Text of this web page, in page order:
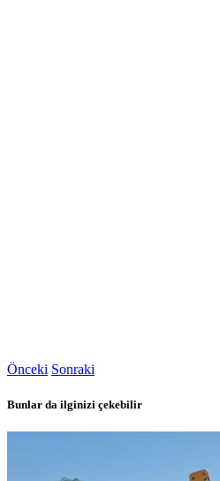
Önceki Sonraki
Bunlar da ilginizi çekebilir